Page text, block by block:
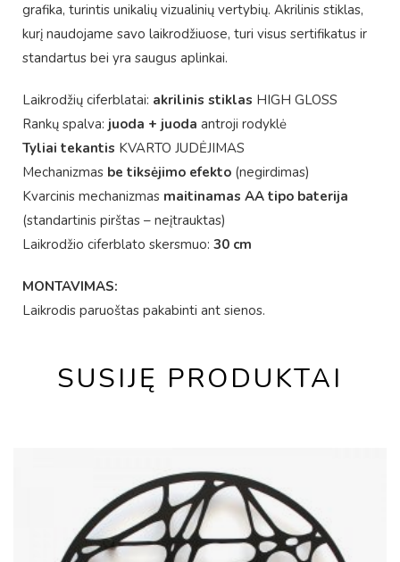
grafika, turintis unikalių vizualinių vertybių. Akrilinis stiklas,
kurį naudojame savo laikrodžiuose, turi visus sertifikatus ir
standartus bei yra saugus aplinkai.
Laikrodžių ciferblatai: akrilinis stiklas HIGH GLOSS
Rankų spalva: juoda + juoda antroji rodyklė
Tyliai tekantis KVARTO JUDĖJIMAS
Mechanizmas be tiksėjimo efekto (negirdimas)
Kvarcinis mechanizmas maitinamas AA tipo baterija
(standartinis pirštas – neįtrauktas)
Laikrodžio ciferblato skersmuo: 30 cm
MONTAVIMAS:
Laikrodis paruoštas pakabinti ant sienos.
SUSIJĘ PRODUKTAI